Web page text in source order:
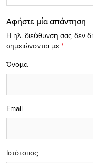
Αφήστε μία απάντηση
Η ηλ. διεύθυνση σας δεν
σημειώνονται με *
Όνομα
Email
Ιστότοπος